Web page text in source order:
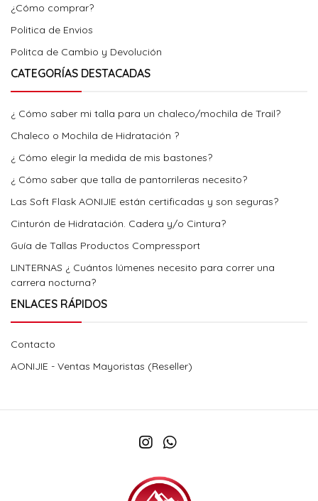
¿Cómo comprar?
Politica de Envios
Politca de Cambio y Devolución
CATEGORÍAS DESTACADAS
¿ Cómo saber mi talla para un chaleco/mochila de Trail?
Chaleco o Mochila de Hidratación ?
¿ Cómo elegir la medida de mis bastones?
¿ Cómo saber que talla de pantorrileras necesito?
Las Soft Flask AONIJIE están certificadas y son seguras?
Cinturón de Hidratación. Cadera y/o Cintura?
Guía de Tallas Productos Compressport
LINTERNAS ¿ Cuántos lúmenes necesito para correr una
carrera nocturna?
ENLACES RÁPIDOS
Contacto
AONIJIE - Ventas Mayoristas (Reseller)